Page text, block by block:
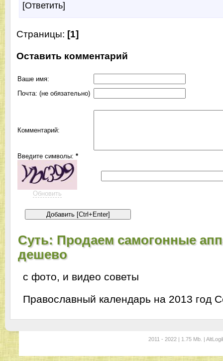
[Ответить]
Страницы: [1]
Оставить комментарий
Ваше имя:
Почта: (не обязательно)
Комментарий:
Введите символы: *
Обновить
Суть: Продаем самогонные
дешево
с фото, и видео советы
Православный календарь на 2013 год
2011 - 2022 | 1.75 Mb. |